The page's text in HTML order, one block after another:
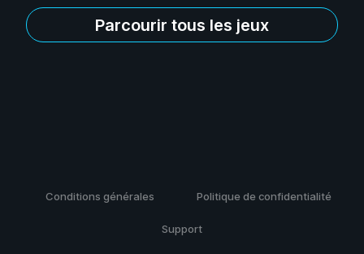
Parcourir tous les jeux
Conditions générales Politique de confidentialité
Support